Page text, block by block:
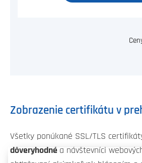
Zobrazenie certifikátu v
Všetky ponúkané SSL/TLS
dôveryhodné a návštevníci